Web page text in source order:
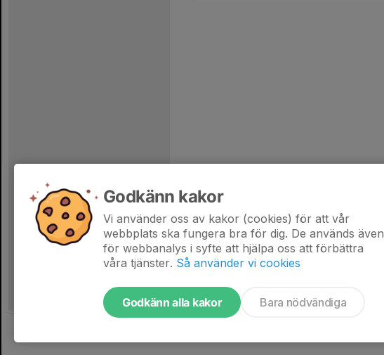
Godkänn kakor
Vi använder oss av kakor (cookies) för att vår
webbplats ska fungera bra för dig. De används även
för webbanalys i syfte att hjälpa oss att förbättra
våra tjänster. Så använder vi cookies
Godkänn alla kakor Bara nödvändiga